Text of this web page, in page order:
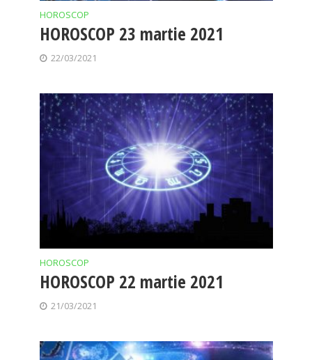
HOROSCOP
HOROSCOP 23 martie 2021
22/03/2021
HOROSCOP
HOROSCOP 22 martie 2021
21/03/2021